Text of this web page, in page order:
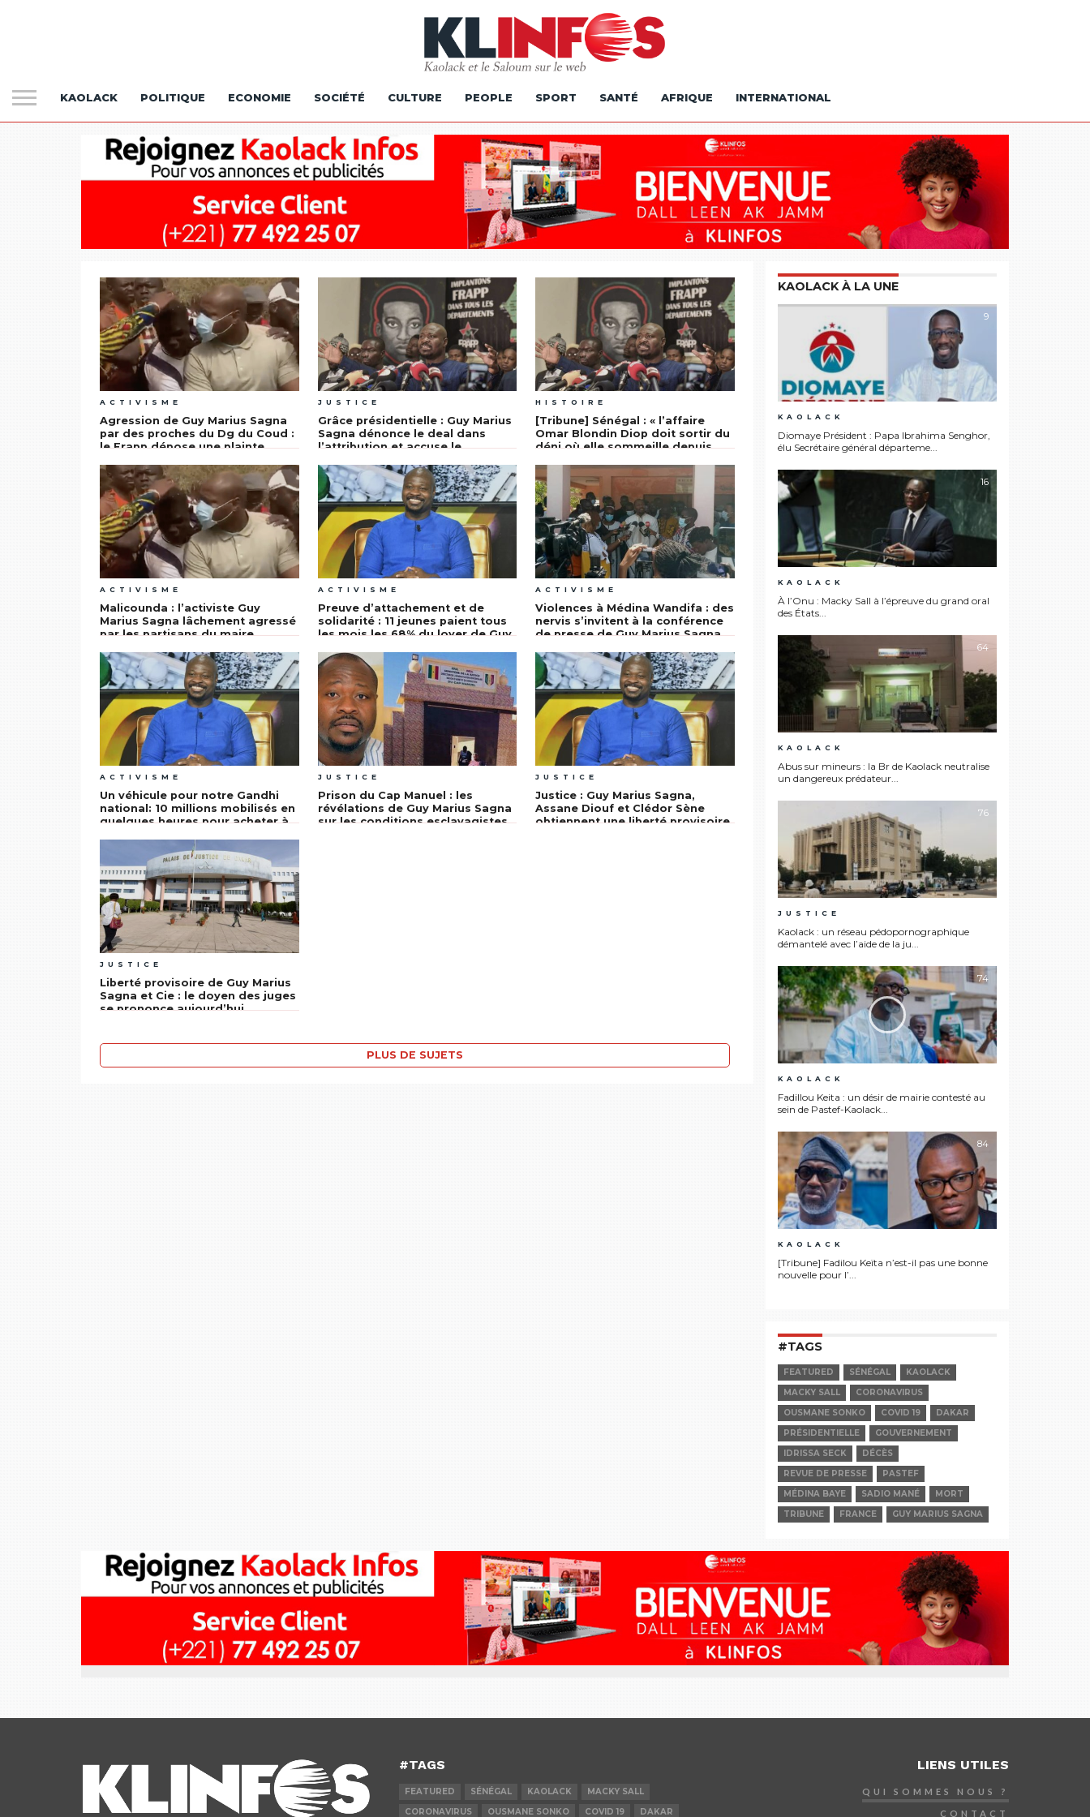
KAOLACK POLITIQUE ECONOMIE SOCIÉTÉ CULTURE PEOPLE SPORT SANTÉ AFRIQUE INTERNATIONAL
ACTIVISME
Agression de Guy Marius Sagna
par des proches du Dg du Coud :
le Frapp dépose une plainte
JUSTICE
Grâce présidentielle : Guy Marius
Sagna dénonce le deal dans
l’attribution et accuse le
HISTOIRE
[Tribune] Sénégal : « l’affaire
Omar Blondin Diop doit sortir du
déni où elle sommeille depuis
ACTIVISME
Malicounda : l’activiste Guy
Marius Sagna lâchement agressé
par les partisans du maire
ACTIVISME
Preuve d’attachement et de
solidarité : 11 jeunes paient tous
les mois les 68% du loyer de Guy
ACTIVISME
Violences à Médina Wandifa : des
nervis s’invitent à la conférence
de presse de Guy Marius Sagna
ACTIVISME
Un véhicule pour notre Gandhi
national: ​10 millions mobilisés en
quelques heures pour acheter à
JUSTICE
Prison du Cap Manuel : les
révélations de Guy Marius Sagna
sur les conditions esclavagistes
JUSTICE
Justice : Guy Marius Sagna,
Assane Diouf et Clédor Sène
obtiennent une liberté provisoire
JUSTICE
Liberté provisoire de Guy Marius
Sagna et Cie : le doyen des juges
se prononce aujourd’hui
PLUS DE SUJETS
KAOLACK À LA UNE
9
KAOLACK
Diomaye Président : Papa Ibrahima Senghor,
élu Secrétaire général départeme...
16
KAOLACK
À l’Onu : Macky Sall à l’épreuve du grand oral
des États...
64
KAOLACK
Abus sur mineurs : la Br de Kaolack neutralise
un dangereux prédateur...
76
JUSTICE
Kaolack : un réseau pédopornographique
démantelé avec l’aide de la ju...
74
KAOLACK
Fadillou Keita : un désir de mairie contesté au
sein de Pastef-Kaolack...
84
KAOLACK
[Tribune] Fadilou Keïta n’est-il pas une bonne
nouvelle pour l’...
#TAGS
FEATURED SÉNÉGAL
KAOLACK
MACKY SALL
CORONAVIRUS
OUSMANE SONKO
COVID 19
DAKAR
PRÉSIDENTIELLE
GOUVERNEMENT
IDRISSA SECK
DÉCÈS
REVUE DE PRESSE
PASTEF
MÉDINA BAYE
SADIO MANÉ
MORT
TRIBUNE
FRANCE GUY MARIUS SAGNA
#TAGS
FEATURED SÉNÉGAL KAOLACK
MACKY SALL
CORONAVIRUS
OUSMANE SONKO COVID 19 DAKAR
LIENS UTILES
QUI SOMMES NOUS ?
CONTACT